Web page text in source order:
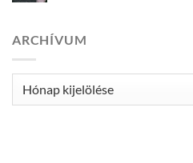
ARCHÍVUM
Archívum